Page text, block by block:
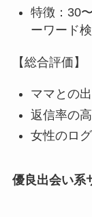
特徴：30
ーワード
【総合評価】
ママとの
返信率
女性のロ
優良出会い系